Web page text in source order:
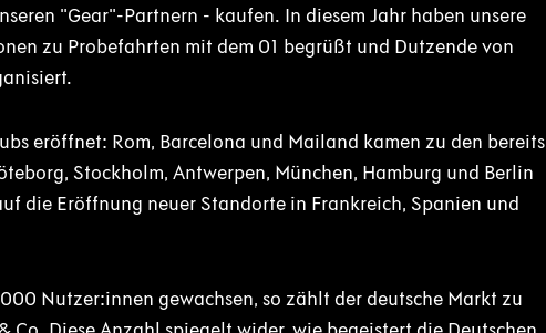
"Gear"-Partnern - kaufen. In diesem Jahr haben unsere
zu Probefahrten mit dem 01 begrüßt und Dutzende von
eröffnet: Rom, Barcelona und Mailand kamen zu den bereits
Stockholm, Antwerpen, München, Hamburg und Berlin
die Eröffnung neuer Standorte in Frankreich, Spanien und
Nutzer:innen gewachsen, so zählt der deutsche Markt zu